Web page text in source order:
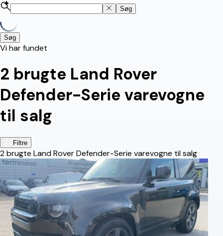
Søg
Søg
Vi har fundet
2 brugte Land Rover
Defender-Serie varevogne
til salg
Filtre
2brugte Land Rover Defender-Serie varevogne til salg